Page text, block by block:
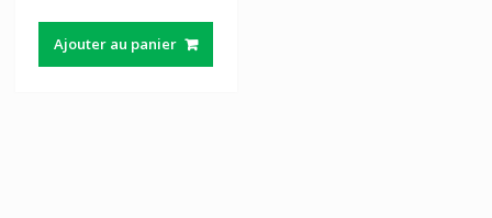
Ajouter au panier